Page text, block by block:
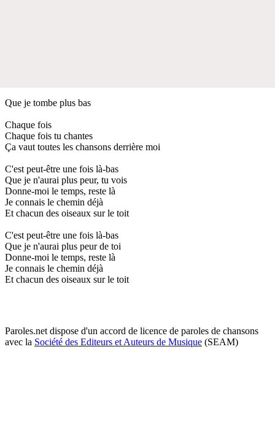
Que je tombe plus bas
Chaque fois
Chaque fois tu chantes
Ça vaut toutes les chansons derrière moi
C'est peut-être une fois là-bas
Que je n'aurai plus peur, tu vois
Donne-moi le temps, reste là
Je connais le chemin déjà
Et chacun des oiseaux sur le toit
C'est peut-être une fois là-bas
Que je n'aurai plus peur de toi
Donne-moi le temps, reste là
Je connais le chemin déjà
Et chacun des oiseaux sur le toit
Paroles.net dispose d'un accord de licence de paroles de chansons
avec la Société des Editeurs et Auteurs de Musique (SEAM)